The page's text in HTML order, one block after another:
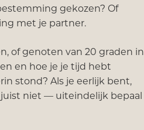
gekozen? Of
met je partner.
of genoten van 20 graden in
en hoe je je tijd hebt
stond? Als je eerlijk bent,
niet — uiteindelijk bepaal